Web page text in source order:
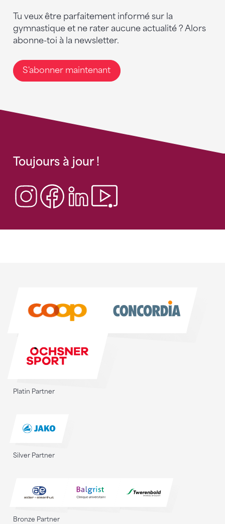
Tu veux être parfaitement informé sur la
gymnastique et ne rater aucune actualité ? Alors
abonne-toi à la newsletter.
S'abonner maintenant
Toujours à jour !
Platin Partner
Silver Partner
Bronze Partner